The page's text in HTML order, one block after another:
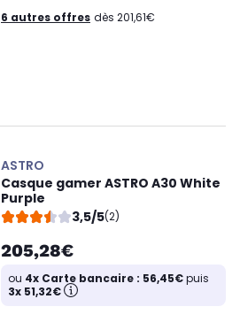
6 autres offres dès 201,61€
ASTRO
Casque gamer ASTRO A30 White
Purple
3,5/5(2)
205,28€
ou 4x Carte bancaire : 56,45€puis
3x 51,32€